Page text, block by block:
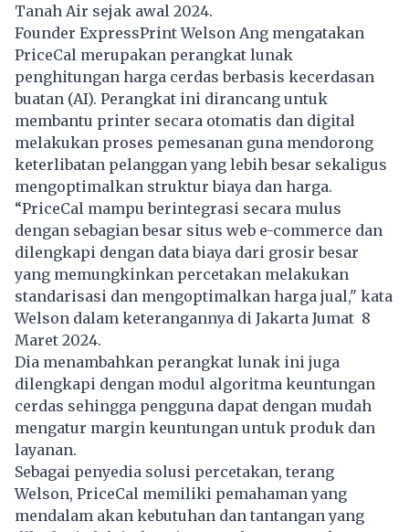
Tanah Air sejak awal 2024.
Founder ExpressPrint Welson Ang mengatakan
PriceCal merupakan perangkat lunak
penghitungan harga cerdas berbasis kecerdasan
buatan (AI). Perangkat ini dirancang untuk
membantu printer secara otomatis dan digital
melakukan proses pemesanan guna mendorong
keterlibatan pelanggan yang lebih besar sekaligus
mengoptimalkan struktur biaya dan harga.
“PriceCal mampu berintegrasi secara mulus
dengan sebagian besar situs web e-commerce dan
dilengkapi dengan data biaya dari grosir besar
yang memungkinkan percetakan melakukan
standarisasi dan mengoptimalkan harga jual," kata
Welson dalam keterangannya di Jakarta Jumat 8
Maret 2024.
Dia menambahkan perangkat lunak ini juga
dilengkapi dengan modul algoritma keuntungan
cerdas sehingga pengguna dapat dengan mudah
mengatur margin keuntungan untuk produk dan
layanan.
Sebagai penyedia solusi percetakan, terang
Welson, PriceCal memiliki pemahaman yang
mendalam akan kebutuhan dan tantangan yang